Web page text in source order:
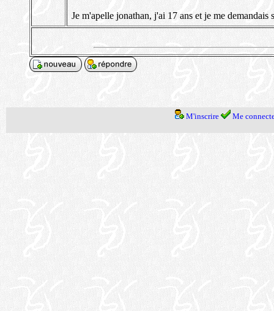
Je m'apelle jonathan, j'ai 17 ans et je me demandais
M'inscrire Me